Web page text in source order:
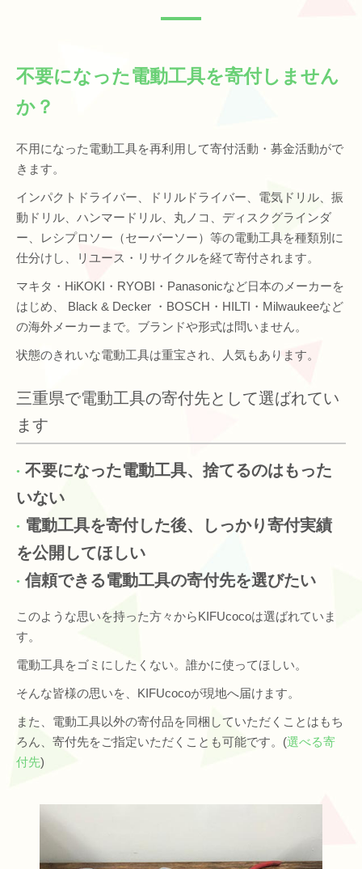
不要になった電動工具を寄付しません
か？
不用になった電動工具を再利用して寄付活動・募金活動がで
きます。
インパクトドライバー、ドリルドライバー、電気ドリル、振
動ドリル、ハンマードリル、丸ノコ、ディスクグラインダ
ー、レシプロソー（セーバーソー）等の電動工具を種類別に
仕分けし、リユース・リサイクルを経て寄付されます。
マキタ・HiKOKI・RYOBI・Panasonicなど日本のメーカーを
はじめ、 Black & Decker ・BOSCH・HILTI・Milwaukeeなど
の海外メーカーまで。ブランドや形式は問いません。
状態のきれいな電動工具は重宝され、人気もあります。
三重県で電動工具の寄付先として選ばれてい
ます
不要になった電動工具、捨てるのはもった
いない
電動工具を寄付した後、しっかり寄付実績
を公開してほしい
信頼できる電動工具の寄付先を選びたい
このような思いを持った方々からKIFUcocoは選ばれていま
す。
電動工具をゴミにしたくない。誰かに使ってほしい。
そんな皆様の思いを、KIFUcocoが現地へ届けます。
また、電動工具以外の寄付品を同梱していただくことはもち
ろん、寄付先をご指定いただくことも可能です。(選べる寄
付先)